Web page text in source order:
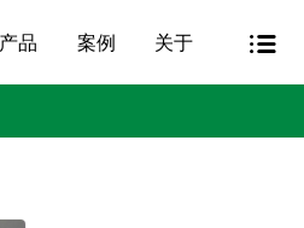
产品 案例 关于